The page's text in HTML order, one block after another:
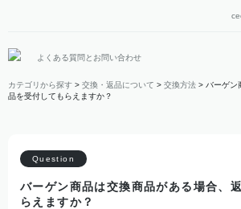
よくある質問とお問い合わせ
カテゴリから探す > 交換・返品について > 交換方法 > バーゲン
品を受付してもらえますか？
バーゲン商品は交換商品がある場合、
らえますか？